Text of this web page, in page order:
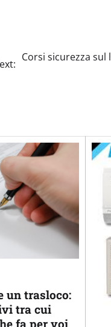
Corsi sicurezza sul
un trasloco:
tra cui
fa per voi